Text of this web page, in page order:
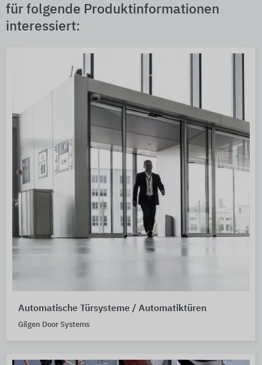
für folgende Produktinformationen
interessiert:
Automatische Türsysteme / Automatiktüren
Gilgen Door Systems